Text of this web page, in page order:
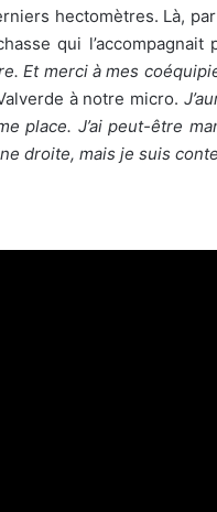
hectomètres. Là,
qui
Et merci à mes
à notre micro.
place. J’ai peut-être
droite, mais je suis